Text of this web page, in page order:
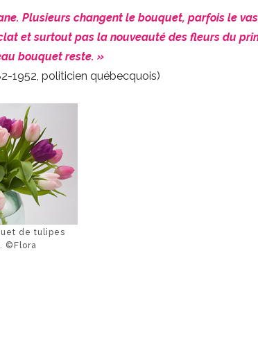
Plusieurs changent le bouquet, parfois le
et surtout pas la nouveauté des fleurs du
bouquet reste. »
1952, politicien québecquois)
de tulipes
©Flora